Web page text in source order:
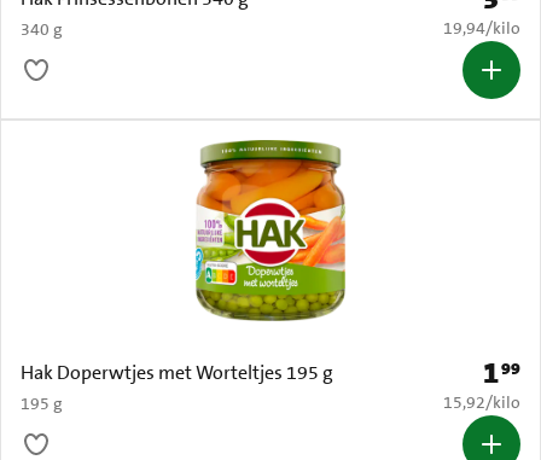
340 g
€ 19,94 per
19,94/kilo
Hak Doperwtjes met Worteltjes 195 g
195 g
Prijs:
199
€ 15,92 per
15,92/kilo